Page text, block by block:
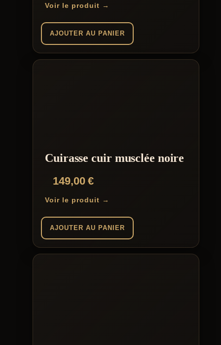
Voir le produit →
AJOUTER AU PANIER
Cuirasse cuir musclée noire
149,00€
Voir le produit →
AJOUTER AU PANIER